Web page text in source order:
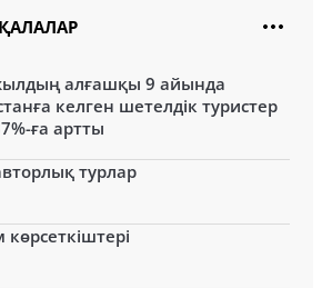
алғашқы 9 айында
келген шетелдік туристер
ға артты
турлар
көрсеткіштері